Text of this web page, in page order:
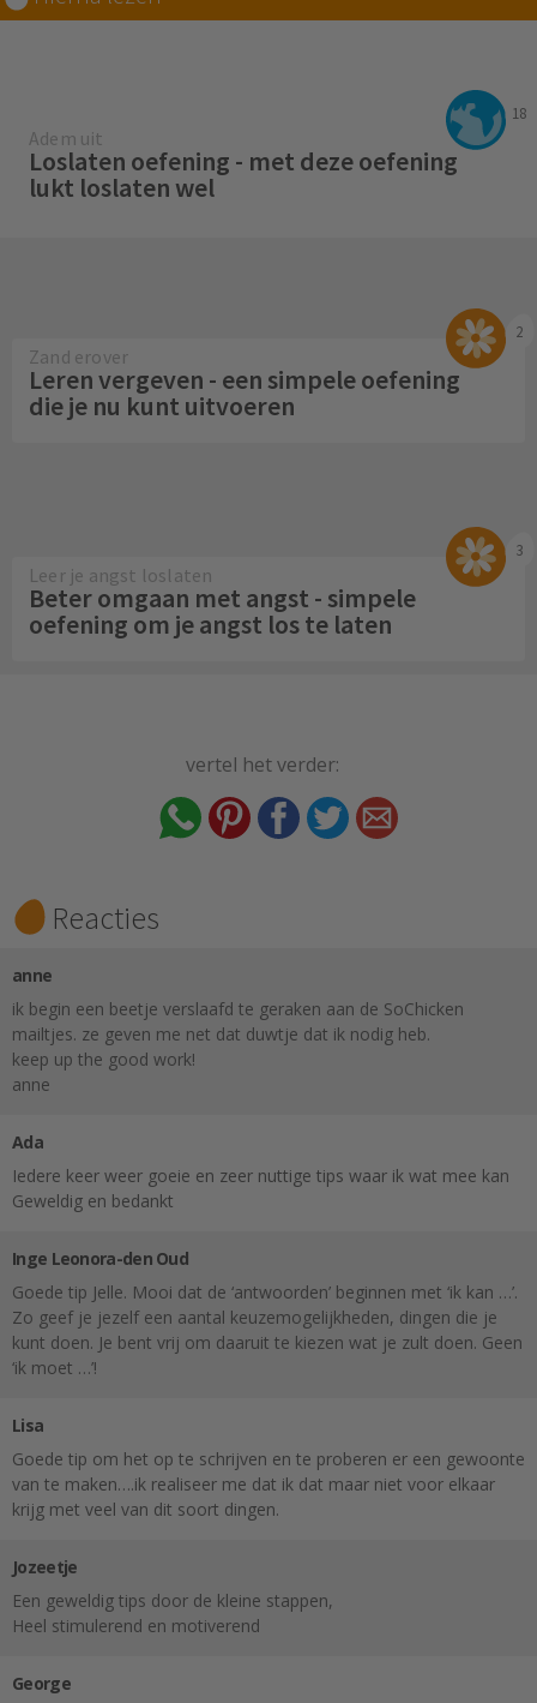
18
Adem uit
Loslaten oefening - met deze oefening
lukt loslaten wel
2
Zand erover
Leren vergeven - een simpele oefening
die je nu kunt uitvoeren
3
Leer je angst loslaten
Beter omgaan met angst - simpele
oefening om je angst los te laten
vertel het verder:
Reacties
anne
ik begin een beetje verslaafd te geraken aan de SoChicken
mailtjes. ze geven me net dat duwtje dat ik nodig heb.
keep up the good work!
anne
Ada
Iedere keer weer goeie en zeer nuttige tips waar ik wat mee kan
Geweldig en bedankt
Inge Leonora-den Oud
Goede tip Jelle. Mooi dat de ‘antwoorden’ beginnen met ‘ik kan …’.
Zo geef je jezelf een aantal keuzemogelijkheden, dingen die je
kunt doen. Je bent vrij om daaruit te kiezen wat je zult doen. Geen
‘ik moet …’!
Lisa
Goede tip om het op te schrijven en te proberen er een gewoonte
van te maken….ik realiseer me dat ik dat maar niet voor elkaar
krijg met veel van dit soort dingen.
Jozeetje
Een geweldig tips door de kleine stappen,
Heel stimulerend en motiverend
George